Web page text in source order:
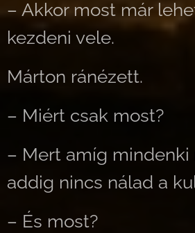
– Akkor most már
kezdeni vele.
Márton ránézett.
– Miért csak most?
– Mert amíg mindenki
addig nincs nálad a
– És most?